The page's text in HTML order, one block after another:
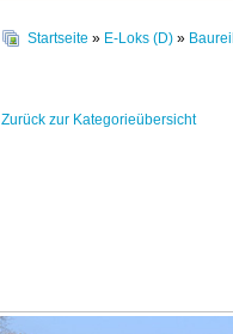
Startseite » E-Loks (D) »
Zurück zur Kategorieübersicht